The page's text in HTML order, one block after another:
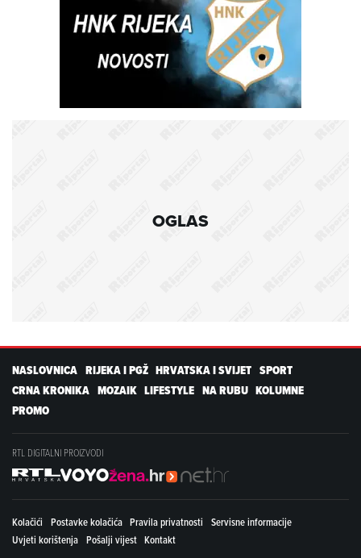
OGLAS
NASLOVNICA RIJEKA I PGŽ HRVATSKA I SVIJET SPORT
CRNA KRONIKA MOZAIK LIFESTYLE NA RUBU KOLUMNE
PROMO
RTL DIGITALNI PROIZVODI
Kolačići Postavke kolačića Pravila privatnosti
Servisne informacije
Uvjeti korištenja Pošalji vijest Kontakt